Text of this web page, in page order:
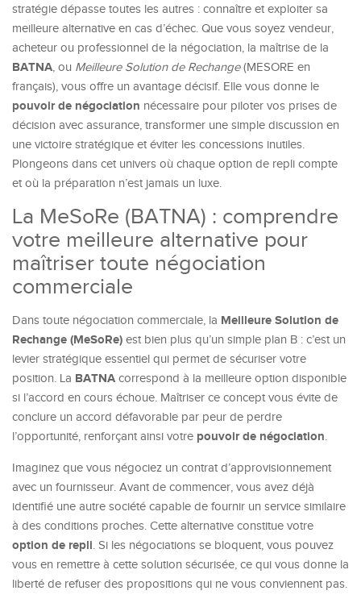
stratégie dépasse toutes les autres : connaître et exploiter sa
meilleure alternative en cas d’échec. Que vous soyez vendeur,
acheteur ou professionnel de la négociation, la maîtrise de la
BATNA, ou Meilleure Solution de Rechange(MESORE en
français), vous offre un avantage décisif. Elle vous donne le
pouvoir de négociation nécessaire pour piloter vos prises de
décision avec assurance, transformer une simple discussion en
une victoire stratégique et éviter les concessions inutiles.
Plongeons dans cet univers où chaque option de repli compte
et où la préparation n’est jamais un luxe.
La MeSoRe (BATNA) : comprendre
votre meilleure alternative pour
maîtriser toute négociation
commerciale
Dans toute négociation commerciale, la Meilleure Solution de
Rechange (MeSoRe) est bien plus qu’un simple plan B : c’est un
levier stratégique essentiel qui permet de sécuriser votre
position. La BATNA correspond à la meilleure option disponible
si l’accord en cours échoue. Maîtriser ce concept vous évite de
conclure un accord défavorable par peur de perdre
l’opportunité, renforçant ainsi votre pouvoir de négociation.
Imaginez que vous négociez un contrat d’approvisionnement
avec un fournisseur. Avant de commencer, vous avez déjà
identifié une autre société capable de fournir un service similaire
à des conditions proches. Cette alternative constitue votre
option de repli. Si les négociations se bloquent, vous pouvez
vous en remettre à cette solution sécurisée, ce qui vous donne la
liberté de refuser des propositions qui ne vous conviennent pas.